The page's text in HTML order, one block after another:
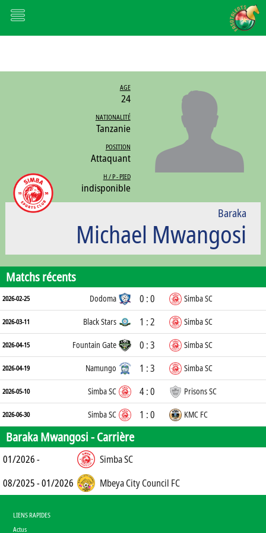
AGE
24
NATIONALITÉ
Tanzanie
POSITION
Attaquant
H / P - PIED
indisponible
Baraka
Michael Mwangosi
Matchs récents
2026-02-25 Dodoma 0 : 0 Simba SC
2026-03-11 Black Stars 1 : 2 Simba SC
2026-04-15 Fountain Gate 0 : 3 Simba SC
2026-04-19 Namungo 1 : 3 Simba SC
2026-05-10 Simba SC 4 : 0 Prisons SC
2026-06-30 Simba SC 1 : 0 KMC FC
Baraka Mwangosi -Carrière
01/2026 -
Simba SC
08/2025 - 01/2026
Mbeya City Council FC
LIENS RAPIDES
Actus